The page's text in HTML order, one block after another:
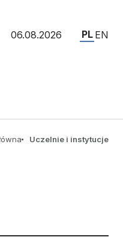
06.08.2026 PL EN
Uczelnie i instytucje